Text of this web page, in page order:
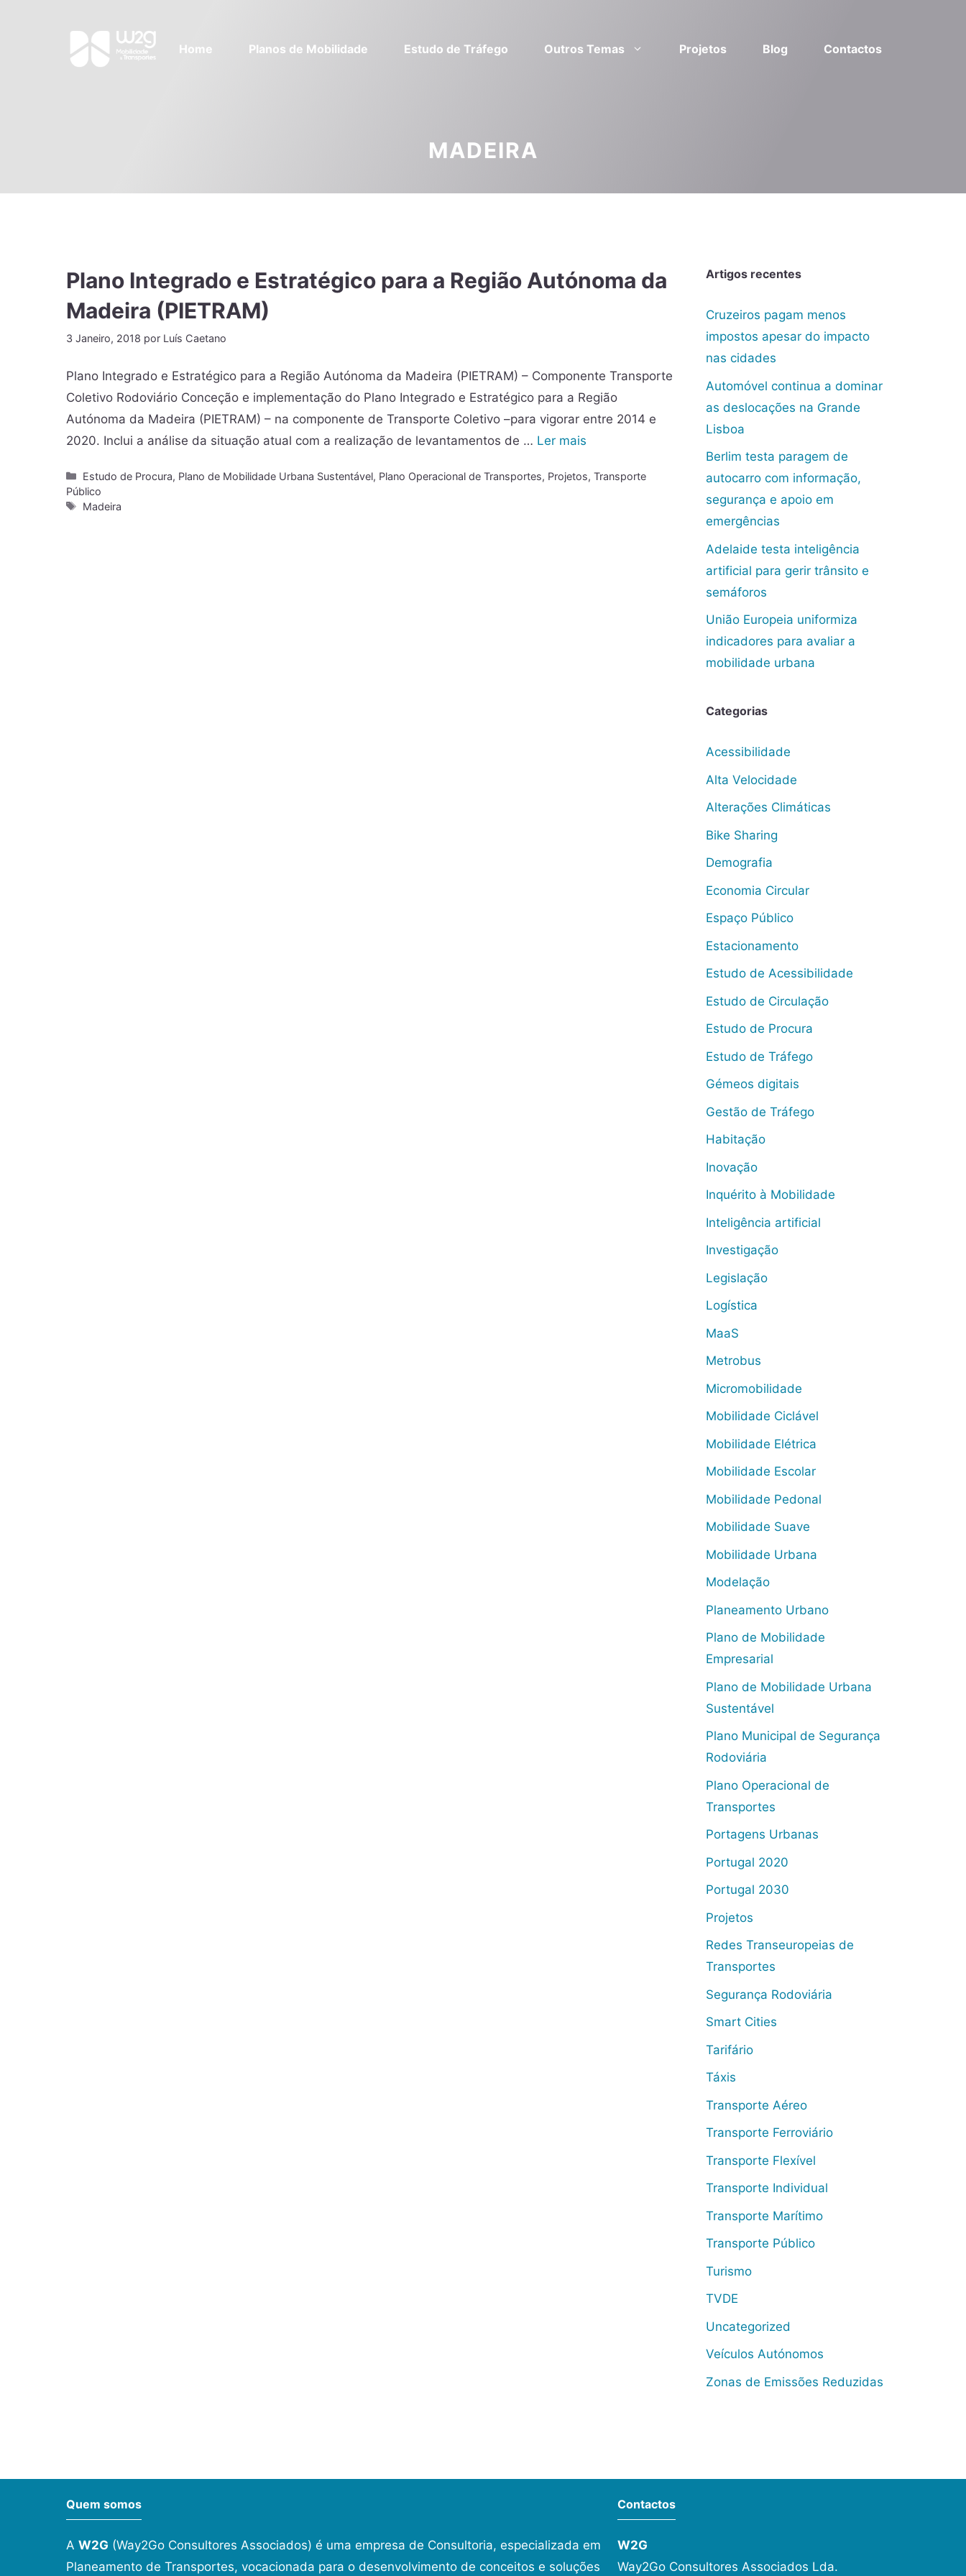
Home Planos de Mobilidade Estudo de Tráfego Outros Temas Projetos Blog Contactos
MADEIRA
Plano Integrado e Estratégico para a Região Autónoma da
Madeira (PIETRAM)
3 Janeiro, 2018 por Luís Caetano
Plano Integrado e Estratégico para a Região Autónoma da Madeira (PIETRAM) – Componente Transporte
Coletivo Rodoviário Conceção e implementação do Plano Integrado e Estratégico para a Região
Autónoma da Madeira (PIETRAM) – na componente de Transporte Coletivo –para vigorar entre 2014 e
2020. Inclui a análise da situação atual com a realização de levantamentos de … Ler mais
Estudo de Procura, Plano de Mobilidade Urbana Sustentável, Plano Operacional de Transportes, Projetos,Transporte
Público
Madeira
Artigos recentes
Cruzeiros pagam menos
impostos apesar do impacto
nas cidades
Automóvel continua a dominar
as deslocações na Grande
Lisboa
Berlim testa paragem de
autocarro com informação,
segurança e apoio em
emergências
Adelaide testa inteligência
artificial para gerir trânsito e
semáforos
União Europeia uniformiza
indicadores para avaliar a
mobilidade urbana
Categorias
Acessibilidade
Alta Velocidade
Alterações Climáticas
Bike Sharing
Demografia
Economia Circular
Espaço Público
Estacionamento
Estudo de Acessibilidade
Estudo de Circulação
Estudo de Procura
Estudo de Tráfego
Gémeos digitais
Gestão de Tráfego
Habitação
Inovação
Inquérito à Mobilidade
Inteligência artificial
Investigação
Legislação
Logística
MaaS
Metrobus
Micromobilidade
Mobilidade Ciclável
Mobilidade Elétrica
Mobilidade Escolar
Mobilidade Pedonal
Mobilidade Suave
Mobilidade Urbana
Modelação
Planeamento Urbano
Plano de Mobilidade
Empresarial
Plano de Mobilidade Urbana
Sustentável
Plano Municipal de Segurança
Rodoviária
Plano Operacional de
Transportes
Portagens Urbanas
Portugal 2020
Portugal 2030
Projetos
Redes Transeuropeias de
Transportes
Segurança Rodoviária
Smart Cities
Tarifário
Táxis
Transporte Aéreo
Transporte Ferroviário
Transporte Flexível
Transporte Individual
Transporte Marítimo
Transporte Público
Turismo
TVDE
Uncategorized
Veículos Autónomos
Zonas de Emissões Reduzidas
Quem somos
A W2G (Way2Go Consultores Associados) é uma empresa de Consultoria, especializada em
Planeamento de Transportes, vocacionada para o desenvolvimento de conceitos e soluções
Contactos
W2G
Way2Go Consultores Associados Lda.